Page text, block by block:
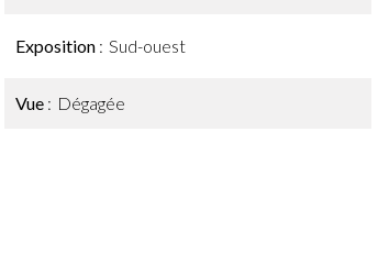
Exposition Sud-ouest
Vue Dégagée